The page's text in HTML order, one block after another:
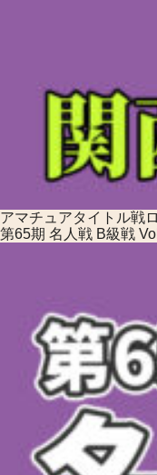
アマチュアタイトル戦
第65期 名人戦 B級戦